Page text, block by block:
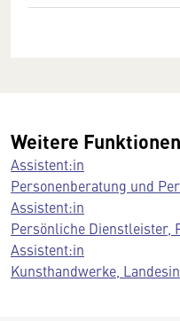
Weitere Funktionen
Assistent:in
Personenberatung und
Assistent:in
Persönliche Dienstleister,
Assistent:in
Kunsthandwerke,